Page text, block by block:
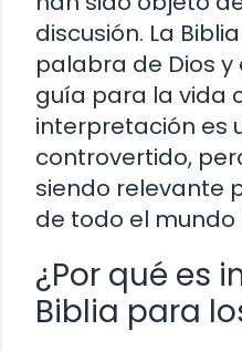
discusión. La
palabra de Dios
guía para la vida
interpretación es
controvertido,
siendo relevante
de todo el mundo
¿Por qué es
Biblia para